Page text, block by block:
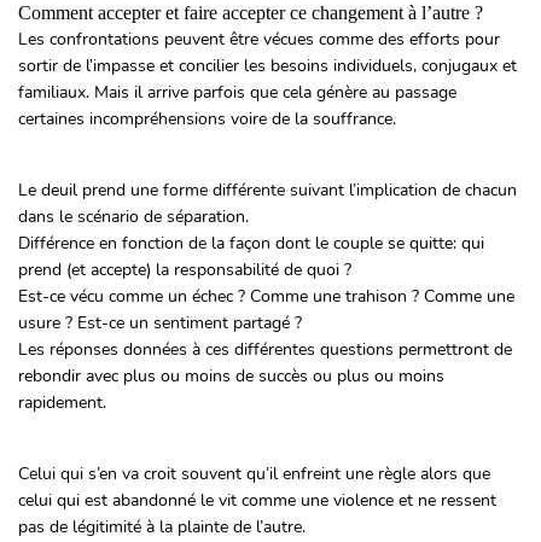
Comment accepter et faire accepter ce changement à l’autre ?
Les confrontations peuvent être vécues comme des efforts pour
sortir de l’impasse et concilier les besoins individuels, conjugaux et
familiaux. Mais il arrive parfois que cela génère au passage
certaines incompréhensions voire de la souffrance.
Le deuil prend une forme différente suivant l’implication de chacun
dans le scénario de séparation.
Différence en fonction de la façon dont le couple se quitte: qui
prend (et accepte) la responsabilité de quoi ?
Est-ce vécu comme un échec ? Comme une trahison ? Comme une
usure ? Est-ce un sentiment partagé ?
Les réponses données à ces différentes questions permettront de
rebondir avec plus ou moins de succès ou plus ou moins
rapidement.
Celui qui s’en va croit souvent qu’il enfreint une règle alors que
celui qui est abandonné le vit comme une violence et ne ressent
pas de légitimité à la plainte de l’autre.